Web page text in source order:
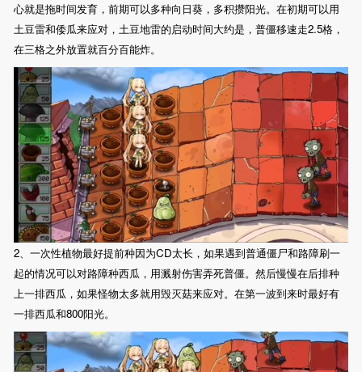
心就是拖时间发育，前期可以多种向日葵，多积攒阳光。在初期可以用
土豆雷和倭瓜来应对，土豆地雷的启动时间大约是，普僵移速走2.5格，
在三格之外放置就百分百能炸。
2、一次性植物最好提前种因为CD太长，如果遇到普通僵尸和路障刷一
起的情况可以对路障种西瓜，用溅射伤害弄死普僵。然后慢慢在后排种
上一排西瓜，如果怪物太多就用毁灭菇来应对。在第一波到来时最好有
一排西瓜和800阳光。